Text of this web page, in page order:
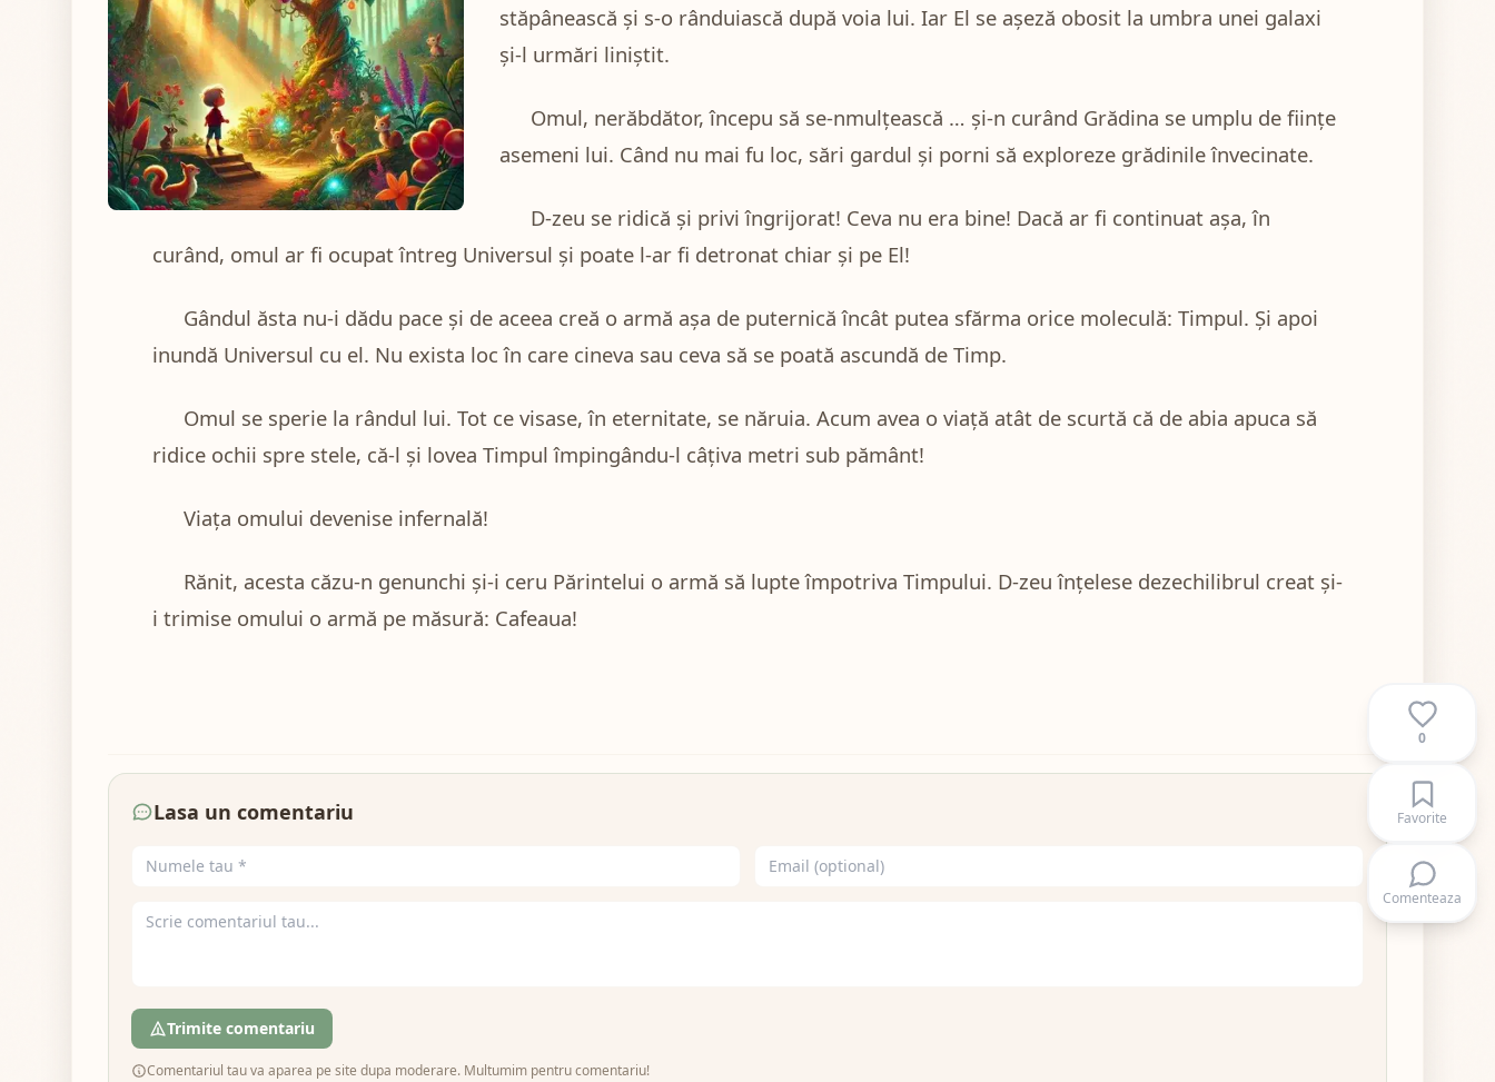
0
Favorite
Comenteaza
stăpânească și s-o rânduiască după voia lui. Iar El se așeză obosit la umbra unei galaxi
și-l urmări liniștit.
Omul, nerăbdător, începu să se-nmulțească … și-n curând Grădina se umplu de ființe
asemeni lui. Când nu mai fu loc, sări gardul și porni să exploreze grădinile învecinate.
D-zeu se ridică și privi îngrijorat! Ceva nu era bine! Dacă ar fi continuat așa, în
curând, omul ar fi ocupat întreg Universul și poate l-ar fi detronat chiar și pe El!
Gândul ăsta nu-i dădu pace și de aceea creă o armă așa de puternică încât putea sfărma orice moleculă: Timpul. Și apoi
inundă Universul cu el. Nu exista loc în care cineva sau ceva să se poată ascundă de Timp.
Omul se sperie la rândul lui. Tot ce visase, în eternitate, se năruia. Acum avea o viață atât de scurtă că de abia apuca să
ridice ochii spre stele, că-l și lovea Timpul împingându-l câțiva metri sub pământ!
Viața omului devenise infernală!
Rănit, acesta căzu-n genunchi și-i ceru Părintelui o armă să lupte împotriva Timpului. D-zeu înțelese dezechilibrul creat și-
i trimise omului o armă pe măsură: Cafeaua!
Lasa un comentariu
Trimite comentariu
Comentariul tau va aparea pe site dupa moderare. Multumim pentru comentariu!